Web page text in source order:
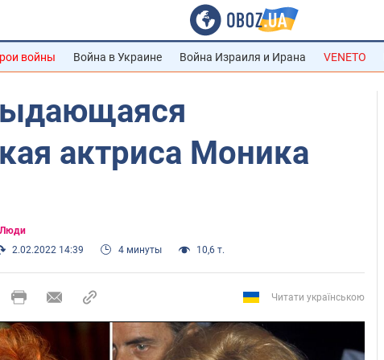
войны Война в Украине Война Израиля и Ирана VENETO
актриса Моника
Люди
2.02.2022 14:39 4 минуты 10,6 т.
Читати українською